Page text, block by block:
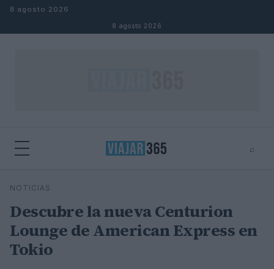
Saltar al contenido
8 agosto 2026
8 agosto 2026
⌕
Buscar
NOTICIAS
Descubre la nueva Centurion
Lounge de American Express en
Tokio